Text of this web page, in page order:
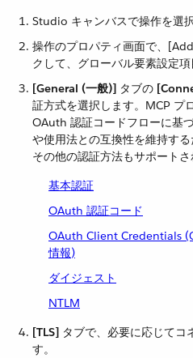
Studio キャンバスで操作を選択
操作のプロパティ画面で、
クして、グローバル要素設定項
[General (一般)] ​ タブの ​
証方式を選択します。MCP プ
OAuth 認証コードフローに基
や使用法との互換性を維持す
その他の認証方法もサポートさ
基本認証
OAuth 認証コード
OAuth Client Credentials
情報)
ダイジェスト
NTLM
[TLS] タブで、必要に応じてコ
す。